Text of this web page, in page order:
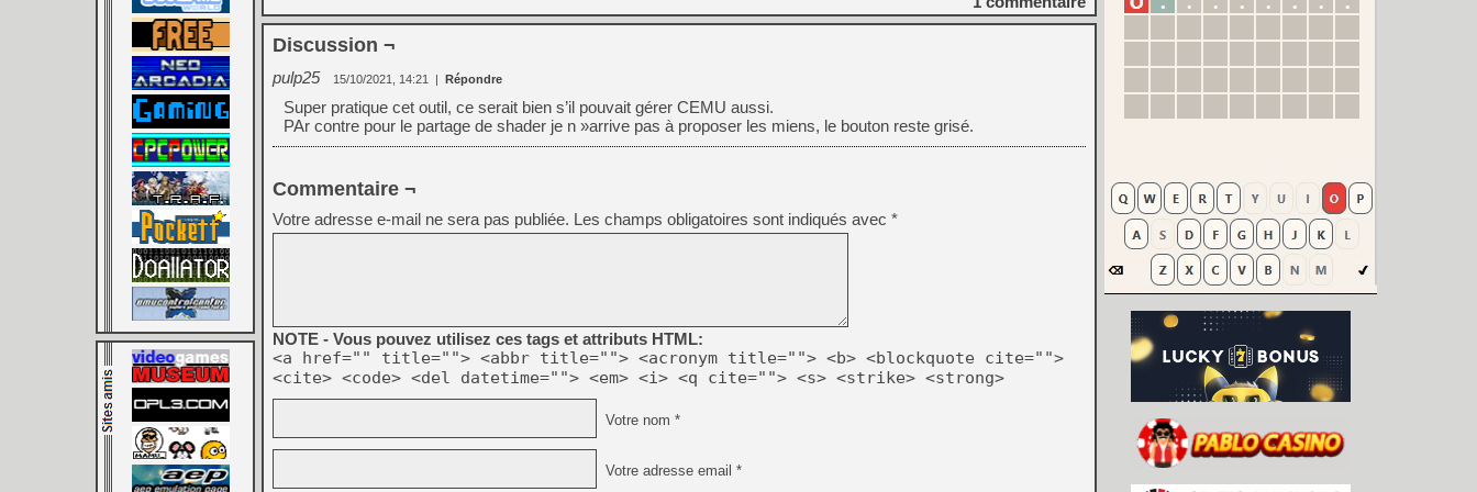
Discussion ¬
pulp25 15/10/2021, 14:21 | Répondre
Super pratique cet outil, ce serait bien s’il pouvait gérer CEMU aussi.
PAr contre pour le partage de shader je n »arrive pas à proposer les miens, le bouton reste grisé.
Commentaire ¬
Votre adresse e-mail ne sera pas publiée. Les champs obligatoires sont indiqués avec *
NOTE - Vous pouvez utilisez ces tags et attributs HTML:
<a href="" title=""> <abbr title=""> <acronym title=""> <b> <blockquote cite="">
<cite> <code> <del datetime=""> <em> <i> <q cite=""> <s> <strike> <strong>
Votre nom *
Votre adresse email *